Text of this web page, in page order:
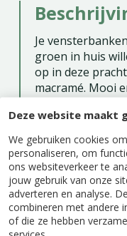
Deze website maakt
We gebruiken cookies
personaliseren, om
ons websiteverkeer te
jouw gebruik van onze
adverteren en analyse.
combineren met andere
of die ze hebben
Je
groen in huis
op in deze
macramé. Mooi
plantenhanger is
natuurlijk touw
een paar
hoogtes bij
een mooie
terracotta kleur
interieur past.
varen er in en je